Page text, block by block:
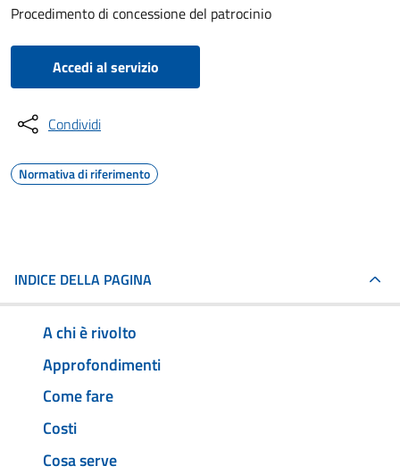
Procedimento di concessione del patrocinio
Accedi al servizio
Condividi
Normativa di riferimento
INDICE DELLA PAGINA
A chi è rivolto
Approfondimenti
Come fare
Costi
Cosa serve